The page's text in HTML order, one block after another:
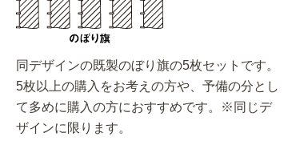
同デザインの既製のぼり旗の5枚セットです。
5枚以上の購入をお考えの方や、予備の分とし
て多めに購入の方におすすめです。※同じデ
ザインに限ります。